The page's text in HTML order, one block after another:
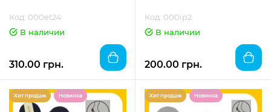
Код: 000et24
В наличии
310.00 грн.
Код: 000ip2
В наличии
200.00 грн.
Хит продаж Новинка Хит продаж Новинка